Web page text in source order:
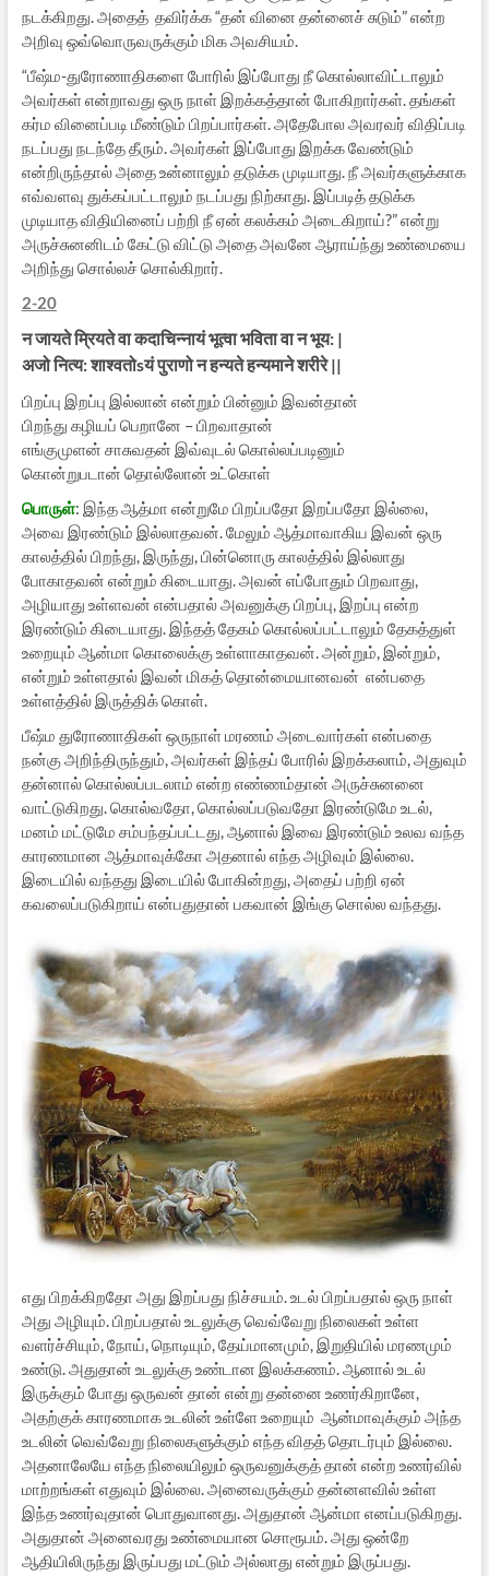
நடக்கிறது. அதைத் தவிர்க்க “தன் வினை தன்னைச் சுடும்” என்ற
அறிவு ஒவ்வொருவருக்கும் மிக அவசியம்.
“பீஷ்ம-துரோணாதிகளை போரில் இப்போது நீ கொல்லாவிட்டாலும்
அவர்கள் என்றாவது ஒரு நாள் இறக்கத்தான் போகிறார்கள். தங்கள்
கர்ம வினைப்படி மீண்டும் பிறப்பார்கள். அதேபோல அவரவர் விதிப்படி
நடப்பது நடந்தே தீரும். அவர்கள் இப்போது இறக்க வேண்டும்
என்றிருந்தால் அதை உன்னாலும் தடுக்க முடியாது. நீ அவர்களுக்காக
எவ்வளவு துக்கப்பட்டாலும் நடப்பது நிற்காது. இப்படித் தடுக்க
முடியாத விதியினைப் பற்றி நீ ஏன் கலக்கம் அடைகிறாய்?” என்று
அருச்சுனனிடம் கேட்டு விட்டு அதை அவனே ஆராய்ந்து உண்மையை
அறிந்து சொல்லச் சொல்கிறார்.
2-20
न जायते म्रियते वा कदाचिन्नायं भूत्वा भविता वा न भूय: |
अजो नित्य: शाश्वतोsयं पुराणो न हन्यते हन्यमाने शरीरे ||
பிறப்பு இறப்பு இல்லான் என்றும் பின்னும் இவன்தான்
பிறந்து கழியப் பெறானே – பிறவாதான்
எங்குமுளன் சாசுவதன் இவ்வுடல் கொல்லப்படினும்
கொன்றுபடான் தொல்லோன் உட்கொள்
பொருள்: இந்த ஆத்மா என்றுமே பிறப்பதோ இறப்பதோ இல்லை,
அவை இரண்டும் இல்லாதவன். மேலும் ஆத்மாவாகிய இவன் ஒரு
காலத்தில் பிறந்து, இருந்து, பின்னொரு காலத்தில் இல்லாது
போகாதவன் என்றும் கிடையாது. அவன் எப்போதும் பிறவாது,
அழியாது உள்ளவன் என்பதால் அவனுக்கு பிறப்பு, இறப்பு என்ற
இரண்டும் கிடையாது. இந்தத் தேகம் கொல்லப்பட்டாலும் தேகத்துள்
உறையும் ஆன்மா கொலைக்கு உள்ளாகாதவன். அன்றும், இன்றும்,
என்றும் உள்ளதால் இவன் மிகத் தொன்மையானவன் என்பதை
உள்ளத்தில் இருத்திக் கொள்.
பீஷ்ம துரோணாதிகள் ஒருநாள் மரணம் அடைவார்கள் என்பதை
நன்கு அறிந்திருந்தும், அவர்கள் இந்தப் போரில் இறக்கலாம், அதுவும்
தன்னால் கொல்லப்படலாம் என்ற எண்ணம்தான் அருச்சுனனை
வாட்டுகிறது. கொல்வதோ, கொல்லப்படுவதோ இரண்டுமே உடல்,
மனம் மட்டுமே சம்பந்தப்பட்டது, ஆனால் இவை இரண்டும் உலவ வந்த
காரணமான ஆத்மாவுக்கோ அதனால் எந்த அழிவும் இல்லை.
இடையில் வந்தது இடையில் போகின்றது, அதைப் பற்றி ஏன்
கவலைப்படுகிறாய் என்பதுதான் பகவான் இங்கு சொல்ல வந்தது.
எது பிறக்கிறதோ அது இறப்பது நிச்சயம். உடல் பிறப்பதால் ஒரு நாள்
அது அழியும். பிறப்பதால் உடலுக்கு வெவ்வேறு நிலைகள் உள்ள
வளர்ச்சியும், நோய், நொடியும், தேய்மானமும், இறுதியில் மரணமும்
உண்டு. அதுதான் உடலுக்கு உண்டான இலக்கணம். ஆனால் உடல்
இருக்கும் போது ஒருவன் தான் என்று தன்னை உணர்கிறானே,
அதற்குக் காரணமாக உடலின் உள்ளே உறையும் ஆன்மாவுக்கும் அந்த
உடலின் வெவ்வேறு நிலைகளுக்கும் எந்த விதத் தொடர்பும் இல்லை.
அதனாலேயே எந்த நிலையிலும் ஒருவனுக்குத் தான் என்ற உணர்வில்
மாற்றங்கள் எதுவும் இல்லை. அனைவருக்கும் தன்னளவில் உள்ள
இந்த உணர்வுதான் பொதுவானது. அதுதான் ஆன்மா எனப்படுகிறது.
அதுதான் அனைவரது உண்மையான சொரூபம். அது ஒன்றே
ஆதியிலிருந்து இருப்பது மட்டும் அல்லாது என்றும் இருப்பது.